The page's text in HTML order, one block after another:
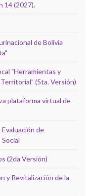
14 (2027).
de Bolivia
"Herramientas y
(5ta. Versión)
plataforma virtual de
de
(2da Versión)
y Revitalización de la